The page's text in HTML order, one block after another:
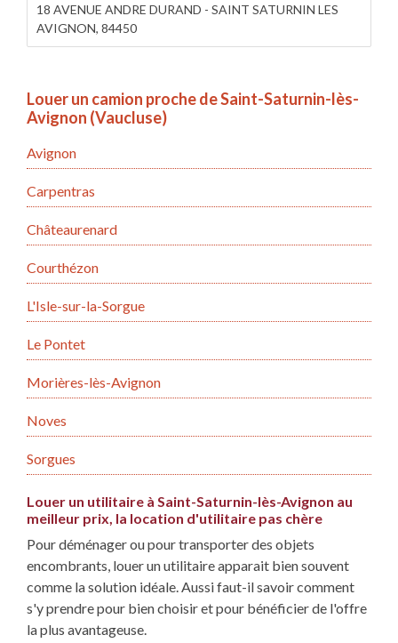
18 AVENUE ANDRE DURAND - SAINT SATURNIN LES
AVIGNON, 84450
Louer un camion proche de Saint-Saturnin-lès-
Avignon (Vaucluse)
Avignon
Carpentras
Châteaurenard
Courthézon
L'Isle-sur-la-Sorgue
Le Pontet
Morières-lès-Avignon
Noves
Sorgues
Louer un utilitaire à Saint-Saturnin-lès-Avignon au
meilleur prix, la location d'utilitaire pas chère
Pour déménager ou pour transporter des objets
encombrants, louer un utilitaire apparait bien souvent
comme la solution idéale. Aussi faut-il savoir comment
s'y prendre pour bien choisir et pour bénéficier de l'offre
la plus avantageuse.